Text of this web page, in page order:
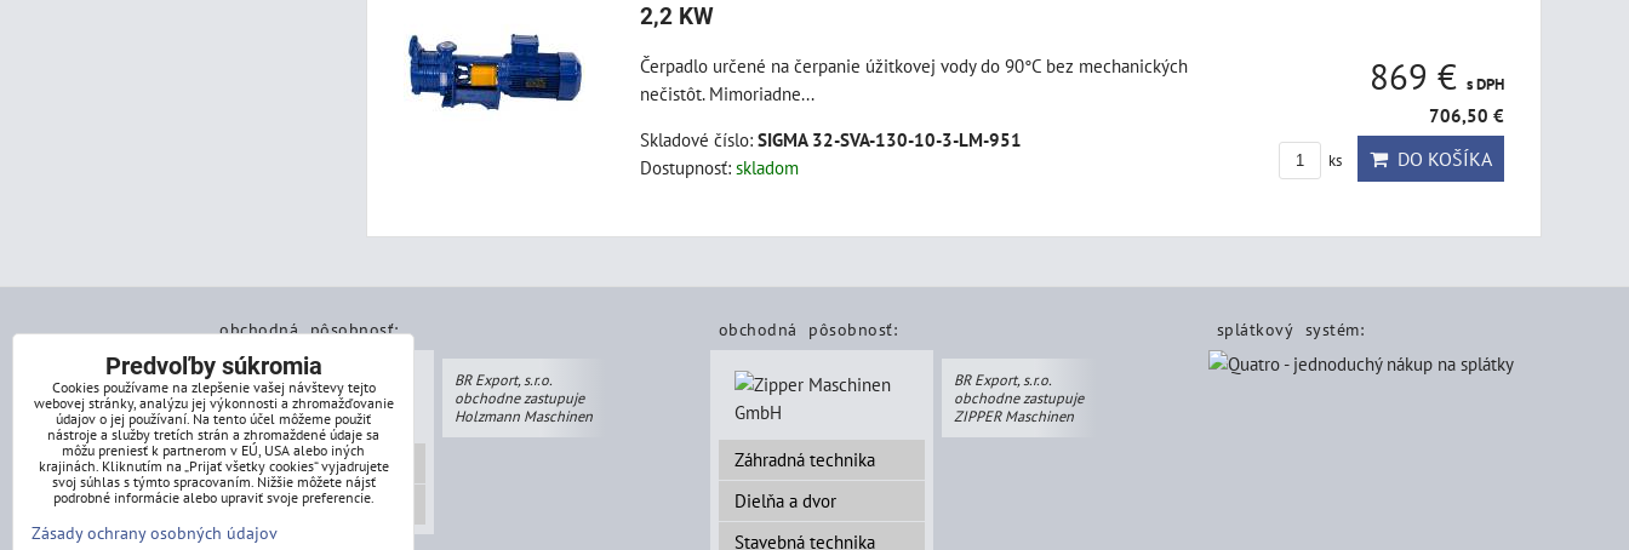
2,2 KW
Čerpadlo určené na čerpanie úžitkovej vody do 90°C bez mechanických
nečistôt. Mimoriadne...
Skladové číslo: SIGMA 32-SVA-130-10-3-LM-951
Dostupnosť: skladom
869 € s DPH
706,50 €
ks DO KOŠÍKA
obchodná pôsobnosť:
Drevoobrábácie stroje
Kovoobrábácie stroje
BR Export, s.r.o.
obchodne zastupuje
Holzmann Maschinen
obchodná pôsobnosť:
Záhradná technika
Dielňa a dvor
Stavebná technika
BR Export, s.r.o.
obchodne zastupuje
ZIPPER Maschinen
splátkový systém:
Predvoľby súkromia
Cookies používame na zlepšenie vašej návštevy tejto
webovej stránky, analýzu jej výkonnosti a zhromažďovanie
údajov o jej používaní. Na tento účel môžeme použiť
nástroje a služby tretích strán a zhromaždené údaje sa
môžu preniesť k partnerom v EÚ, USA alebo iných
krajinách. Kliknutím na „Prijať všetky cookies“ vyjadrujete
svoj súhlas s týmto spracovaním. Nižšie môžete nájsť
podrobné informácie alebo upraviť svoje preferencie.
Zásady ochrany osobných údajov